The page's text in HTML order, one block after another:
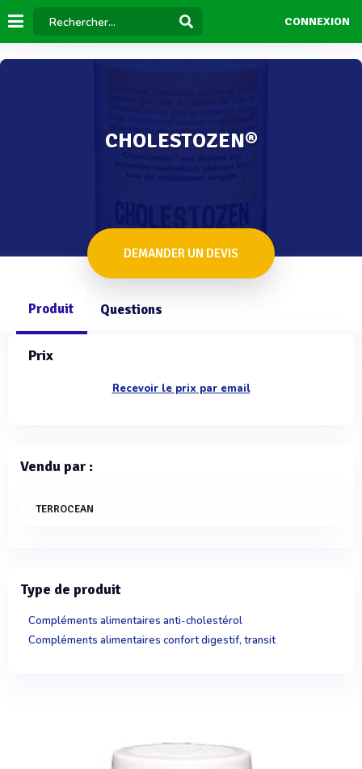
CONNEXION
CHOLESTOZEN®
DEMANDER UN DEVIS
Produit Questions
Prix
Recevoir le prix par email
Vendu par :
TERROCEAN
Type de produit
Compléments alimentaires anti-cholestérol
Compléments alimentaires confort digestif, transit